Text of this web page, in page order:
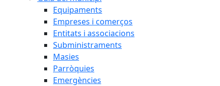
Equipaments
Empreses i comerços
Entitats i associacions
Subministraments
Masies
Parròquies
Emergències